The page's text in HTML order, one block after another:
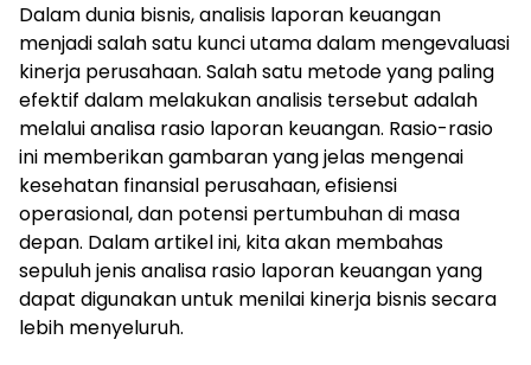
Dalam dunia bisnis, analisis laporan keuangan
menjadi salah satu kunci utama dalam mengevaluasi
kinerja perusahaan. Salah satu metode yang paling
efektif dalam melakukan analisis tersebut adalah
melalui analisa rasio laporan keuangan. Rasio-rasio
ini memberikan gambaran yang jelas mengenai
kesehatan finansial perusahaan, efisiensi
operasional, dan potensi pertumbuhan di masa
depan. Dalam artikel ini, kita akan membahas
sepuluh jenis analisa rasio laporan keuangan yang
dapat digunakan untuk menilai kinerja bisnis secara
lebih menyeluruh.